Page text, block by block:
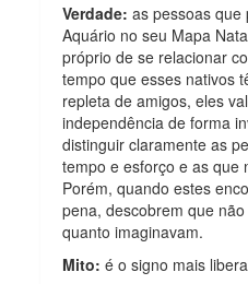
Verdade: as pessoas que
Aquário no seu Mapa
próprio de se relacionar
tempo que esses nativos
repleta de amigos, eles
independência de forma
distinguir claramente as
tempo e esforço e as que
Porém, quando estes
pena, descobrem que
quanto imaginavam.
Mito: é o signo mais